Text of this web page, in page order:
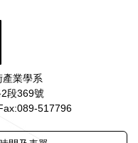
業學系
段369號
517796